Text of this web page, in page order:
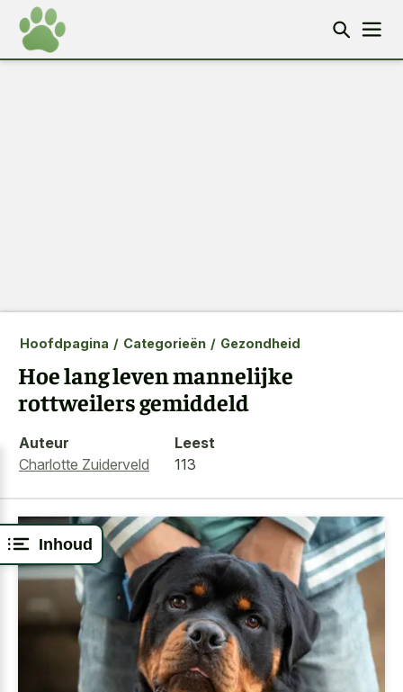
Inhoud
Hoofdpagina / Categorieën / Gezondheid
Hoe lang leven mannelijke
rottweilers gemiddeld
Auteur
Charlotte Zuiderveld
Leest
113